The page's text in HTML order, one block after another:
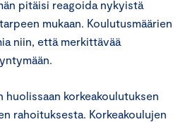
pitäisi reagoida nykyistä
mukaan. Koulutusmäärien
niin, että merkittävää
huolissaan korkeakoulutuksen
rahoituksesta. Korkeakoulujen